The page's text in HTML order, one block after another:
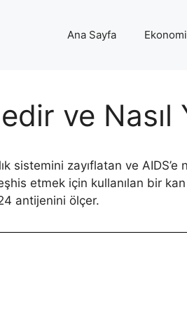
Ana Sayfa Ekonomi
ve Nasıl
sistemini zayıflatan ve
etmek için kullanılan bir
antijenini ölçer.